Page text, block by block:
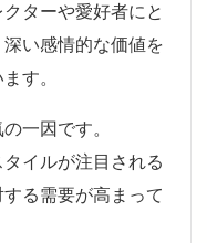
ターや愛好者にと
い感情的な価値を
す。
一因です。
イルが注目される
る需要が高まって